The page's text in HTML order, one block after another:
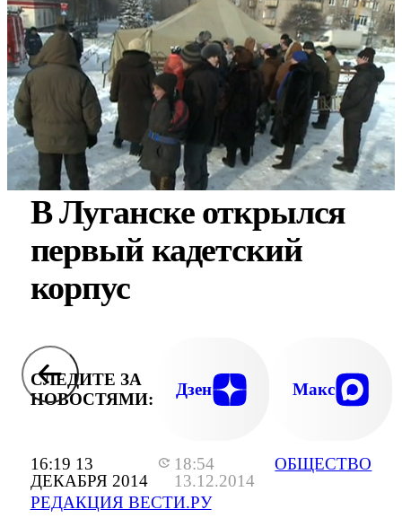
16:19 13
ДЕКАБРЯ 2014
18:54
13.12.2014
РЕДАКЦИЯ ВЕСТИ.РУ
ОБЩЕСТВО
В Луганске открылся
первый кадетский
корпус
СЛЕДИТЕ ЗА
НОВОСТЯМИ:
Дзен Макс